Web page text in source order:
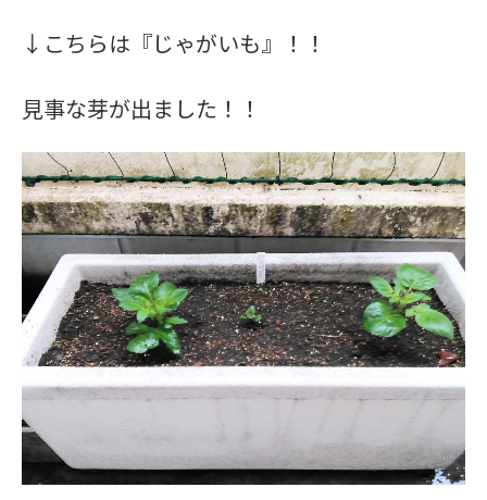
↓こちらは『じゃがいも』！！
見事な芽が出ました！！